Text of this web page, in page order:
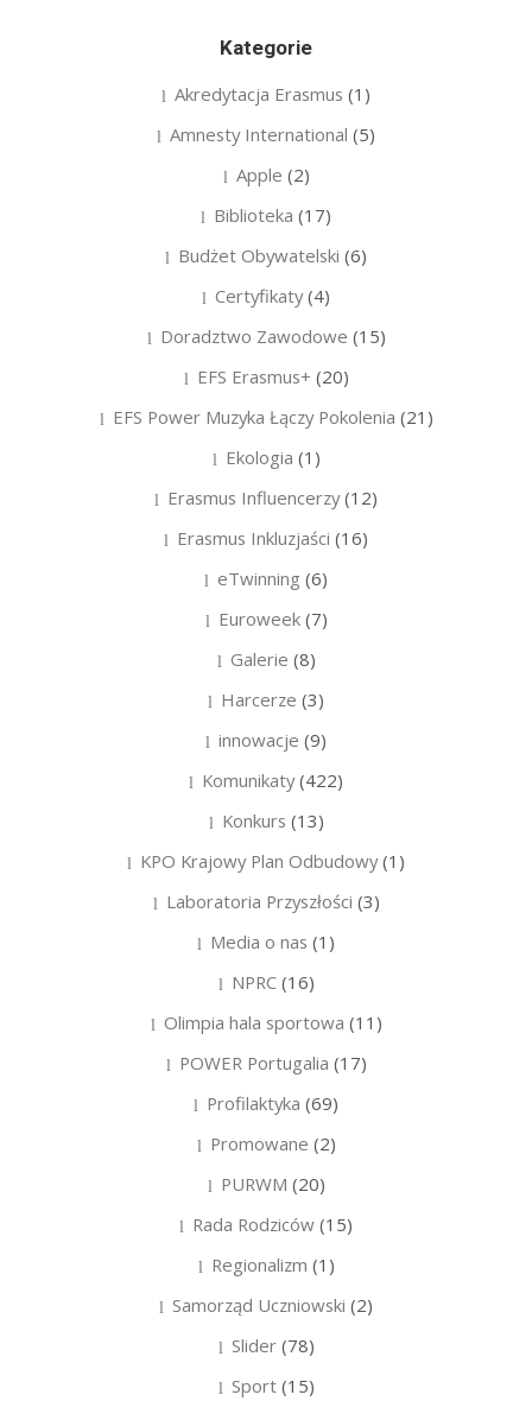
Kategorie
Akredytacja Erasmus (1)
Amnesty International (5)
Apple (2)
Biblioteka (17)
Budżet Obywatelski (6)
Certyfikaty(4)
Doradztwo Zawodowe (15)
EFS Erasmus+ (20)
EFS Power Muzyka Łączy Pokolenia (21)
Ekologia (1)
Erasmus Influencerzy(12)
Erasmus Inkluzjaści (16)
eTwinning (6)
Euroweek(7)
Galerie (8)
Harcerze (3)
innowacje (9)
Komunikaty(422)
Konkurs (13)
KPO Krajowy Plan Odbudowy(1)
Laboratoria Przyszłości (3)
Media o nas (1)
NPRC(16)
Olimpia hala sportowa (11)
POWER Portugalia (17)
Profilaktyka (69)
Promowane (2)
PURWM (20)
Rada Rodziców (15)
Regionalizm (1)
Samorząd Uczniowski (2)
Slider(78)
Sport(15)